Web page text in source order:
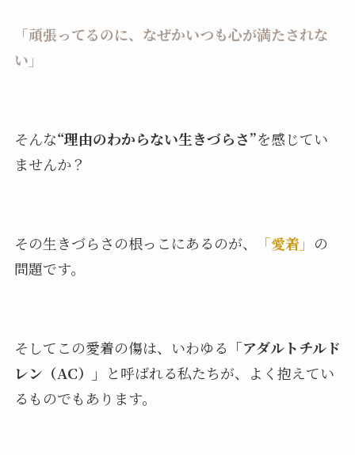
「頑張ってるのに、なぜかいつも心が満たされな
い」
そんな“理由のわからない生きづらさ”を感じてい
ませんか？
その生きづらさの根っこにあるのが、 「愛着」 の
問題です。
そしてこの愛着の傷は、いわゆる 「アダルトチルド
レン（AC）」
と呼ばれる私たちが、よく抱えてい
るものでもあります。